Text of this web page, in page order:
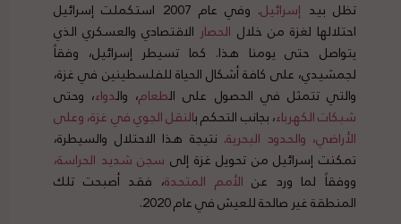
تظل بيد إسرائيل
. وفي عام 2007 استكملت إسرائيل
احتلالها لغزة من خلال الحصار الاقتصادي والعسكري الذي
يتواصل حتى يومنا هذا. كما تسيطر إسرائيل، وفقاً
لجمشيدي، على كافة أشكال الحياة للفلسطينين في غزة،
والتي تتمثل في الحصول على الطعام، والدواء، وحتى
شبكاتالكهرباء، بجانب التحكم بالنقلالجويفيغزة،وعلى
الأراضي، والحدود البحرية. نتيجة هذا الاحتلال والسيطرة،
تمكنت إسرائيل من تحويل غزة إلى سجن شديد الحراسة،
ووفقاً لما ورد عن الأمم المتحدة، فقد أصبحت تلك
المنطقة غير صالحة للعيش في عام 2020.